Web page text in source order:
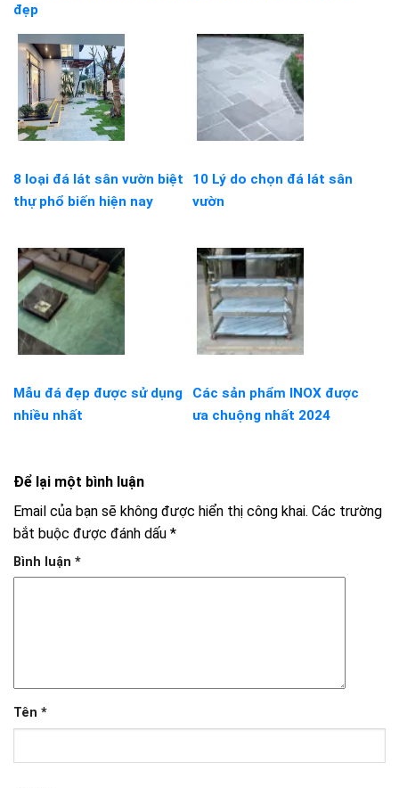
đẹp
8 loại đá lát sân vườn biệt
thự phổ biến hiện nay
10 Lý do chọn đá lát sân
vườn
Mẫu đá đẹp được sử dụng
nhiều nhất
Các sản phẩm INOX được
ưa chuộng nhất 2024
Để lại một bình luận
Email của bạn sẽ không được hiển thị công khai. Các trường
bắt buộc được đánh dấu *
Bình luận *
Tên *